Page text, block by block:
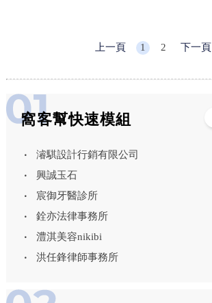
上一頁 1 2 下一頁
窩客幫快速模組
濬騏設計行銷有限公司
興誠玉石
宸御牙醫診所
銓亦法律事務所
澧淇美容nikibi
洪任鋒律師事務所